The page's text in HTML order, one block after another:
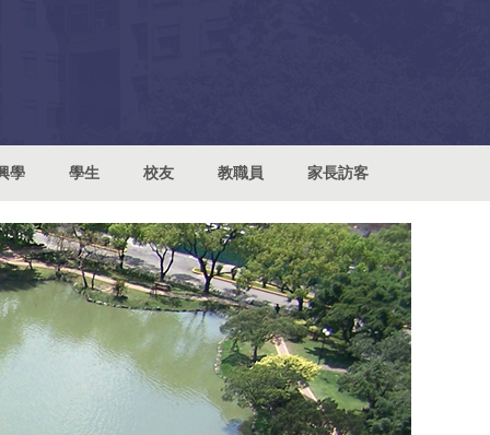
學 學生 校友 教職員 家長訪客